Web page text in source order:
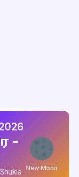
–
New Moon